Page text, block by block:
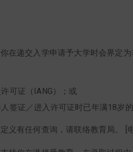
在递交入学申请予大学时会界定为
可证（IANG）；或
签证／进入许可证时已年满18岁的
义有任何查询，请联络教育局。 [